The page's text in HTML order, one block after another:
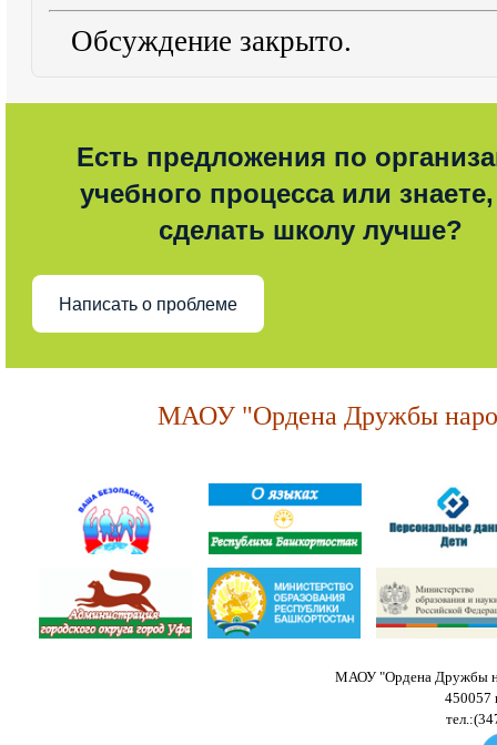
Обсуждение закрыто.
Есть предложения по
учебного процесса или знаете,
сделать школу лучше?
Написать о проблеме
МАОУ "Ордена Дружбы
МАОУ "Ордена Дружбы
450057